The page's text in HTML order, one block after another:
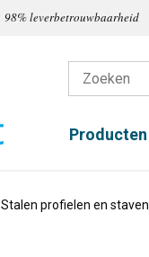
98% leverbetrouwbaarheid
Producten
Stalen profielen en staven